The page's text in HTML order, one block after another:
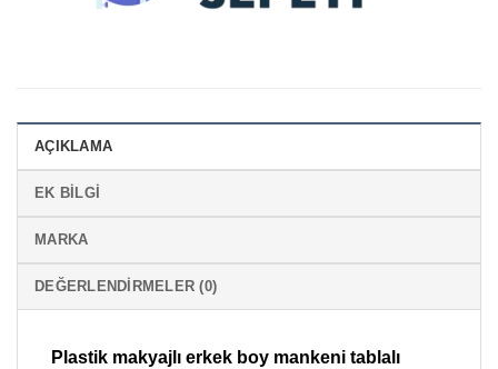
AÇIKLAMA
EK BILGI
MARKA
DEĞERLENDIRMELER (0)
Plastik makyajlı erkek boy mankeni tablalı